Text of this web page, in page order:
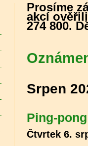
Prosíme
akcí
274 800.
Srpen
Ping-pong
Čtvrtek 6.